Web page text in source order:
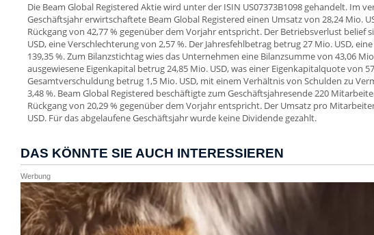
Die Beam Global Registered Aktie wird unter der ISIN US07373B1098 gehandelt. Im
Geschäftsjahr erwirtschaftete Beam Global Registered einen Umsatz von 28,24 Mio.
Rückgang von 42,77 % gegenüber dem Vorjahr entspricht. Der Betriebsverlust belief
USD, eine Verschlechterung von 2,57 %. Der Jahresfehlbetrag betrug 27 Mio. USD,
139,35 %. Zum Bilanzstichtag wies das Unternehmen eine Bilanzsumme von 43,06
ausgewiesene Eigenkapital betrug 24,85 Mio. USD, was einer Eigenkapitalquote von
Gesamtverschuldung betrug 1,5 Mio. USD, mit einem Verhältnis von Schulden zu
3,48 %. Beam Global Registered beschäftigte zum Geschäftsjahresende 220
Rückgang von 20,29 % gegenüber dem Vorjahr entspricht. Der Umsatz pro
USD. Für das abgelaufene Geschäftsjahr wurde keine Dividende gezahlt.